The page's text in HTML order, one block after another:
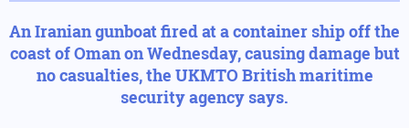
An Iranian gunboat fired at a container ship off the
coast of Oman on Wednesday, causing damage but
no casualties, the UKMTO British maritime
security agency says.